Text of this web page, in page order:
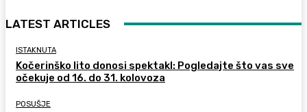
LATEST ARTICLES
ISTAKNUTA
Kočerinško lito donosi spektakl: Pogledajte što vas sve
očekuje od 16. do 31. kolovoza
POSUŠJE